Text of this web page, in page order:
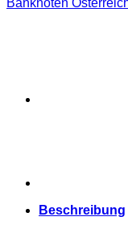
1969,
II
Beschreibung